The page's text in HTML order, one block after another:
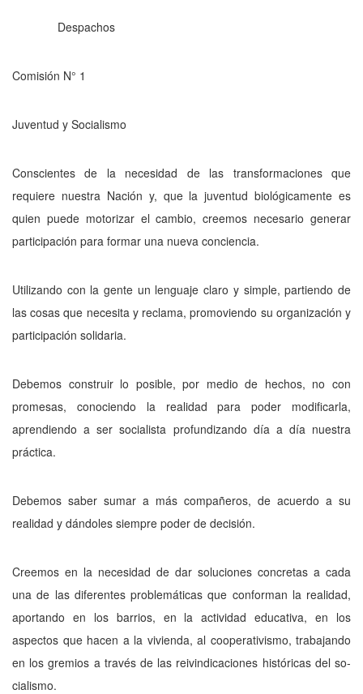
Despachos
Comisión N° 1
Juventud y Socialismo
Conscientes de la necesidad de las transformaciones que
requiere nuestra Nación y, que la juventud biológicamente es
quien puede motorizar el cambio, creemos necesario generar
participación para formar una nueva conciencia.
Utilizando con la gente un lenguaje claro y simple, partiendo de
las cosas que ne­cesita y reclama, promoviendo su organización y
participación solidaria.
Debemos construir lo posible, por me­dio de hechos, no con
promesas, conociendo la realidad para poder modificarla,
aprendien­do a ser socialista profundizando día a día nuestra
práctica.
Debemos saber sumar a más compañe­ros, de acuerdo a su
realidad y dándoles siem­pre poder de decisión.
Creemos en la necesidad de dar solucio­nes concretas a cada
una de las diferentes pro­blemáticas que conforman la realidad,
apor­tando en los barrios, en la actividad educativa, en los
aspectos que hacen a la vivienda, al coo­perativismo, trabajando
en los gremios a tra­vés de las reivindicaciones históricas del so­
cialismo.